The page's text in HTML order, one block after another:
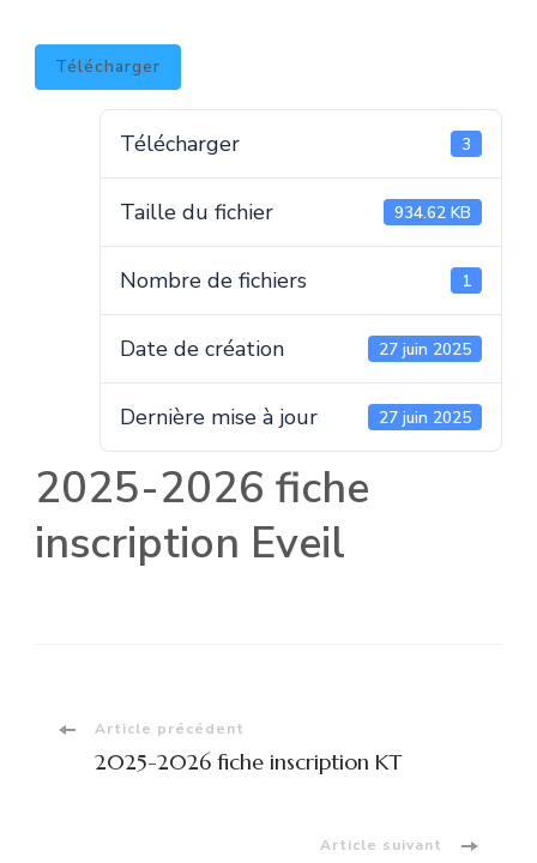
Télécharger
Télécharger 3
Taille du fichier 934.62 KB
Nombre de fichiers 1
Date de création 27 juin 2025
Dernière mise à jour 27 juin 2025
2025-2026 fiche
inscription Eveil
Navigation
Article précédent
2025-2026 fiche inscription KT
Article suivant